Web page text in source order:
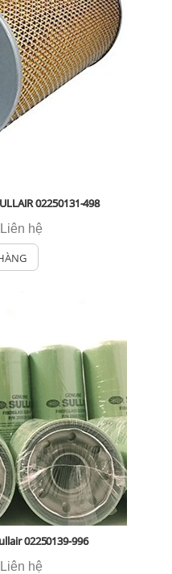
02250131-498
Liên hệ
02250139-996
Liên hệ